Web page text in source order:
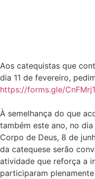
Aos catequistas que
dia 11 de fevereiro,
https://forms.gle/
À semelhança do que
também este ano, no
Corpo de Deus, 8 de
da catequese serão
atividade que reforça a
participaram